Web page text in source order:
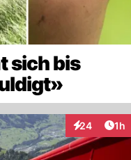
sich bis
24
Interaktionen
1h